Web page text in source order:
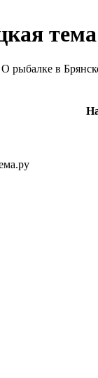
О рыбалке в